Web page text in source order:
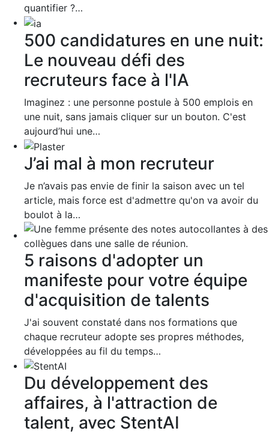
quantifier ?…
500 candidatures en une nuit:
Le nouveau défi des
recruteurs face à l'IA
Imaginez : une personne postule à 500 emplois en
une nuit, sans jamais cliquer sur un bouton. C'est
aujourd’hui une…
J’ai mal à mon recruteur
Je n’avais pas envie de finir la saison avec un tel
article, mais force est d'admettre qu'on va avoir du
boulot à la…
5 raisons d'adopter un
manifeste pour votre équipe
d'acquisition de talents
J'ai souvent constaté dans nos formations que
chaque recruteur adopte ses propres méthodes,
développées au fil du temps…
Du développement des
affaires, à l'attraction de
talent, avec StentAI